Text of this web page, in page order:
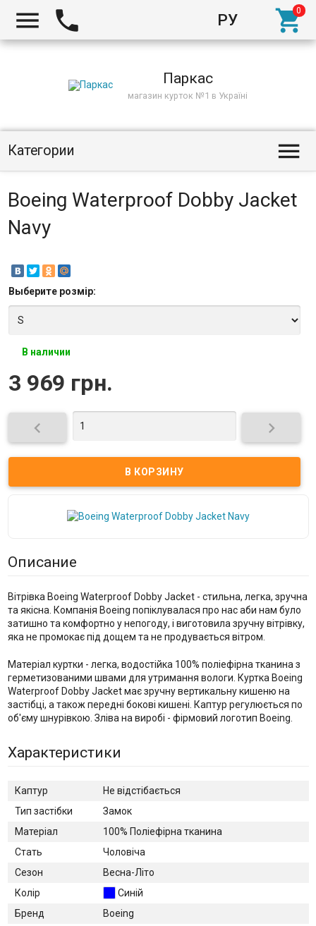
РУ
  
Паркас
магазин курток №1 в Україні
Категории 
Boeing Waterproof Dobby Jacket
Navy
Выберите розмір:
В наличии
3 969 грн.
 
Описание
Вітрівка Boeing Waterproof Dobby Jacket - стильна, легка, зручна
та якісна. Компанія Boeing попіклувалася про нас аби нам було
затишно та комфортно у непогоду, і виготовила зручну вітрівку,
яка не промокає під дощем та не продувається вітром.
Матеріал куртки - легка, водостійка 100% поліефірна тканина з
герметизованими швами для утримання вологи. Куртка Boeing
Waterproof Dobby Jacket має зручну вертикальну кишеню на
застібці, а також передні бокові кишені. Каптур регулюється по
об'єму шнурівкою. Зліва на виробі - фірмовий логотип Boeing.
Характеристики
Каптур
Не відстібається
Тип застібки
Замок
Матеріал
100% Поліефірна тканина
Стать
Чоловіча
Сезон
Весна-Літо
Колір
Синій
Бренд
Boeing